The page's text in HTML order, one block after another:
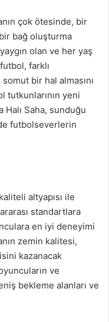
çok ötesinde, bir
bağ oluşturma
olan ve her yaş
farklı
bir hal almasını
tutkunlarının yeni
Halı Saha, sunduğu
futbolseverlerin
altyapısı ile
standartlara
en iyi deneyimi
zemin kalitesi,
kazanacak
ve
bekleme alanları ve